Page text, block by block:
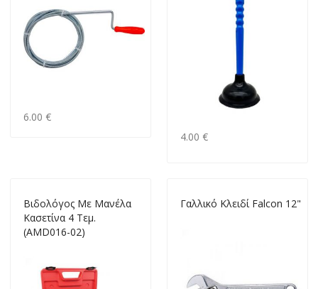
6.00 €
4.00 €
Βιδολόγος Με Μανέλα
Κασετίνα 4 Τεμ.
(AMD016-02)
Γαλλικό Κλειδί Falcon 12"